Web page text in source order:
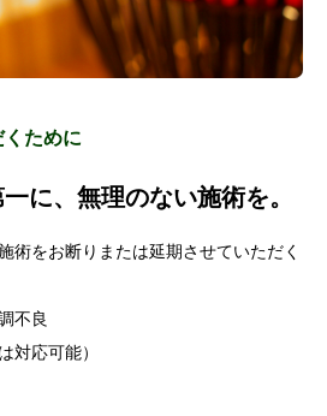
ために
に、無理のない施術を。
術をお断りまたは延期させていただく
不良
対応可能）